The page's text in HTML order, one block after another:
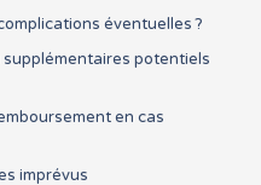
éventuelles ?
potentiels
en cas
imprévus